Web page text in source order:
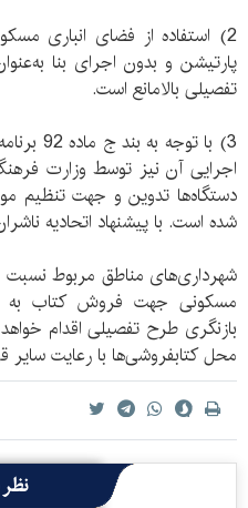
2) استفاده از فضای انباری
پارتیشن‌ و بدون اجرای بنا
تفصیلی بالامانع است.
3) با
اجرایی آن نیز توسط وزارت
دستگاه‌ها تدوین و جهت تنظیم
شده است. با پیشنهاد اتحادیه
شهرداری‌های مناطق مربوط نسبت
مسکونی جهت فروش کتاب به
بازنگری طرح تفصیلی اقدام
محل کتابفروشی‌ها با رعایت سایر